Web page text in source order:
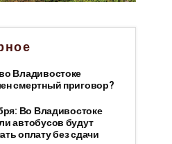
Владивостоке
смертный приговор?
Во Владивостоке
автобусов будут
оплату без сдачи